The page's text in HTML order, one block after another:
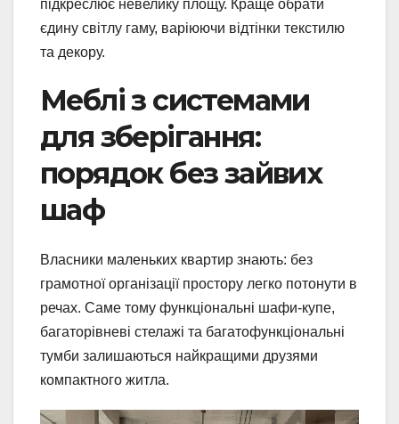
підкреслює невелику площу. Краще обрати
єдину світлу гаму, варіюючи відтінки текстилю
та декору.
Меблі з системами
для зберігання:
порядок без зайвих
шаф
Власники маленьких квартир знають: без
грамотної організації простору легко потонути в
речах. Саме тому функціональні шафи-купе,
багаторівневі стелажі та багатофункціональні
тумби залишаються найкращими друзями
компактного житла.